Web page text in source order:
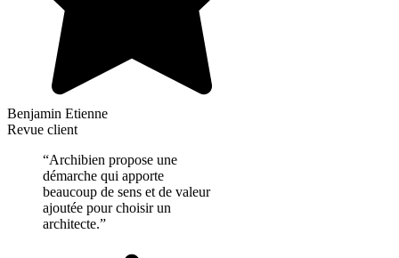
Benjamin Etienne
Revue client
“Archibien propose une
démarche qui apporte
beaucoup de sens et de valeur
ajoutée pour choisir un
architecte.”